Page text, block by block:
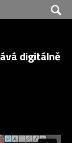
digitálně